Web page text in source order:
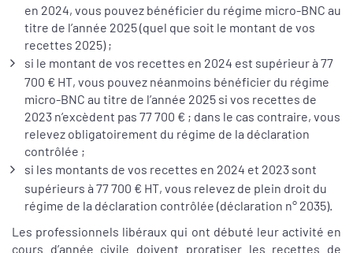
en 2024, vous pouvez bénéficier du régime micro-BNC au
titre de l’année 2025 (quel que soit le montant de vos
recettes 2025) ;
si le montant de vos recettes en 2024 est supérieur à 77
700 € HT, vous pouvez néanmoins bénéficier du régime
micro-BNC au titre de l’année 2025 si vos recettes de
2023 n’excèdent pas 77 700 € ; dans le cas contraire, vous
relevez obligatoirement du régime de la déclaration
contrôlée ;
si les montants de vos recettes en 2024 et 2023 sont
supérieurs à 77 700 € HT, vous relevez de plein droit du
régime de la déclaration contrôlée (déclaration n° 2035).
Les professionnels libéraux qui ont débuté leur activité en
cours d’année civile doivent proratiser les recettes de